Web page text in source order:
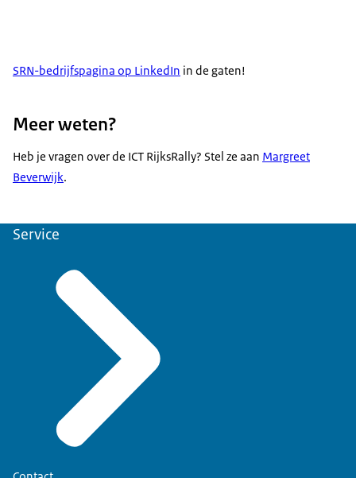
SRN-bedrijfspagina op LinkedIn in de gaten!
Meer weten?
Heb je vragen over de ICT RijksRally? Stel ze aan Margreet
Beverwijk.
Service